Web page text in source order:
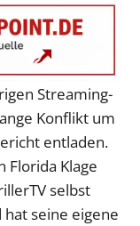
Streaming-
Konflikt um
entladen.
Florida Klage
selbst
seine eigene